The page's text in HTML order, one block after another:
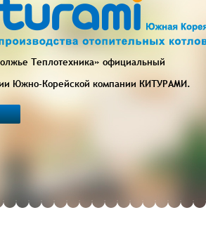
Теплотехника» официальный
Южно-Корейской компании КИТУРАМИ.